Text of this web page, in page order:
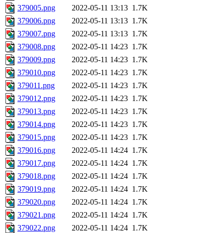
379005.png
2022-05-11 13:13 1.7K
379006.png
2022-05-11 13:13 1.7K
379007.png
2022-05-11 13:13 1.7K
379008.png
2022-05-11 14:23 1.7K
379009.png
2022-05-11 14:23 1.7K
379010.png
2022-05-11 14:23 1.7K
379011.png
2022-05-11 14:23 1.7K
379012.png
2022-05-11 14:23 1.7K
379013.png
2022-05-11 14:23 1.7K
379014.png
2022-05-11 14:23 1.7K
379015.png
2022-05-11 14:23 1.7K
379016.png
2022-05-11 14:24 1.7K
379017.png
2022-05-11 14:24 1.7K
379018.png
2022-05-11 14:24 1.7K
379019.png
2022-05-11 14:24 1.7K
379020.png
2022-05-11 14:24 1.7K
379021.png
2022-05-11 14:24 1.7K
379022.png
2022-05-11 14:24 1.7K